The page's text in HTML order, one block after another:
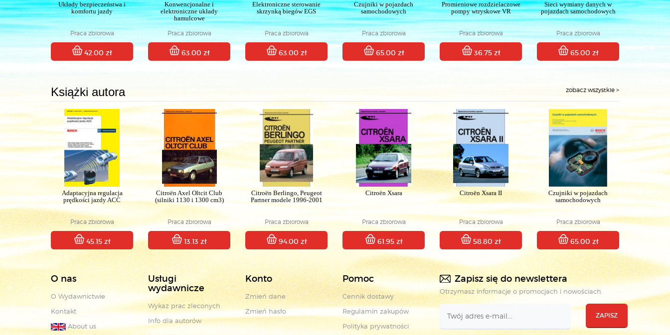
Układy bezpieczeństwa i
komfortu jazdy
Praca zbiorowa
42.00 zł
Konwencjonalne i
elektroniczne układy
hamulcowe
Praca zbiorowa
63.00 zł
Elektroniczne sterowanie
skrzynką biegów EGS
Praca zbiorowa
63.00 zł
Czujniki w pojazdach
samochodowych
Praca zbiorowa
65.00 zł
Promieniowe rozdzielaczowe
pompy wtryskowe VR
Praca zbiorowa
36.75 zł
Sieci wymiany danych w
pojazdach samochodowych
Praca zbiorowa
65.00 zł
Książki autora zobacz wszystkie >
Adaptacyjna regulacja
prędkości jazdy ACC
Praca zbiorowa
45.15 zł
Citroën Axel Oltcit Club
(silniki 1130 i 1300 cm3)
Praca zbiorowa
13.13 zł
Citroën Berlingo, Peugeot
Partner modele 1996-2001
Praca zbiorowa
94.00 zł
Citroën Xsara
Praca zbiorowa
61.95 zł
Citroën Xsara II
Praca zbiorowa
58.80 zł
Czujniki w pojazdach
samochodowych
Praca zbiorowa
65.00 zł
O nas
O Wydawnictwie
Kontakt
About us
Usługi
wydawnicze
Wykaz prac zleconych
Info dla autorów
Konto
Zmień dane
Zmień hasło
Pomoc
Cennik dostawy
Regulamin zakupów
Polityka prywatności
Zapisz się do newslettera
Otrzymasz informacje o promocjach i nowościach.
ZAPISZ